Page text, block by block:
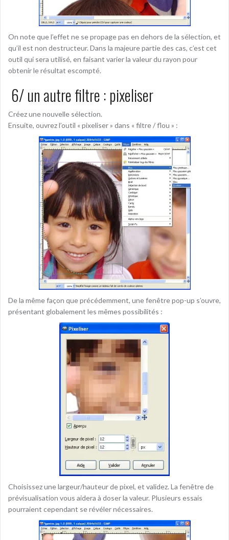
On note que l’effet ne se propage pas en dehors de la sélection, et
qu’il est non destructeur. Dans la majeure partie des cas, c’est cet
outil qui sera utilisé, en faisant varier la valeur du rayon pour
obtenir le résultat escompté.
6/ un autre filtre : pixeliser
Créez une nouvelle sélection.
Ensuite, ouvrez l’outil « pixeliser » dans « filtre / flou » :
De la même façon que précédemment, une fenêtre pop-up s’ouvre,
présentant globalement les mêmes possibilités :
Choisissez une largeur/hauteur de pixel, et validez. La fenêtre de
prévisualisation vous aidera à doser la valeur. Plusieurs essais
pourraient cependant se révéler nécessaires.